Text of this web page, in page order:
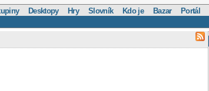
Desktopy Hry Slovník Kdo je Bazar Portál